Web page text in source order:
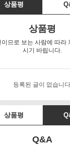
상품평
상품평
므로 보는 사람에 따라
시기 바립니다.
등록된 글이 없습니
상품평
Q&A